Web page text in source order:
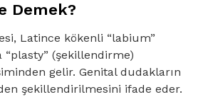
Demek?
Latince kökenli “labium”
“plasty” (şekillendirme)
gelir. Genital dudakların
şekillendirilmesini ifade eder.